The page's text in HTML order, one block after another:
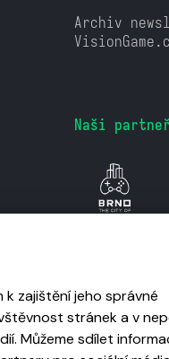
Archiv
Naši
zajištění jeho správné
stránek a v
Můžeme sdílet